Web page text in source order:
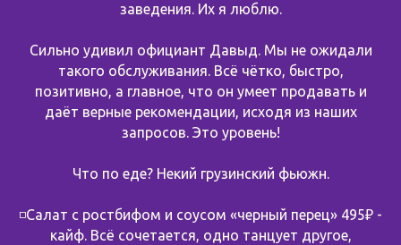
заведения. Их я люблю.
Сильно удивил официант Давыд. Мы не ожидали
такого обслуживания. Всё чётко, быстро,
позитивно, а главное, что он умеет продавать и
даёт верные рекомендации, исходя из наших
запросов. Это уровень!
Что по еде? Некий грузинский фьюжн.
◽️Салат с ростбифом и соусом «черный перец» 495₽ -
кайф. Всё сочетается, одно танцует другое,